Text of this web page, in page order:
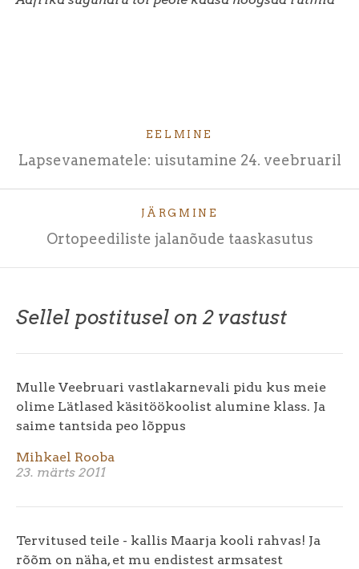
EELMINE
Lapsevanematele: uisutamine 24. veebruaril
JÄRGMINE
Ortopeediliste jalanõude taaskasutus
Sellel postitusel on 2 vastust
Mulle Veebruari vastlakarnevali pidu kus meie
olime Lätlased käsitöökoolist alumine klass. Ja
saime tantsida peo lõppus
Mihkael Rooba
23. märts 2011
Tervitused teile - kallis Maarja kooli rahvas! Ja
rõõm on näha, et mu endistest armsatest